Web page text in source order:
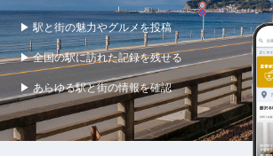
▶ 駅と街の魅力やグルメを投稿
▶ 全国の駅に訪れた記録を残せる
▶ あらゆる駅と街の情報を確認